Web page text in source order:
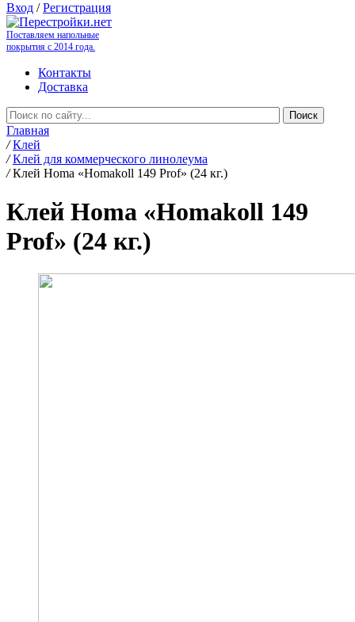
Вход /Регистрация
Поставляем напольные
покрытия с 2014 года.
Контакты
Доставка
Главная
/ Клей
/ Клей для коммерческого линолеума
/ Клей Homa «Homakoll 149 Prof» (24 кг.)
Клей Homa «Homakoll 149
Prof» (24 кг.)